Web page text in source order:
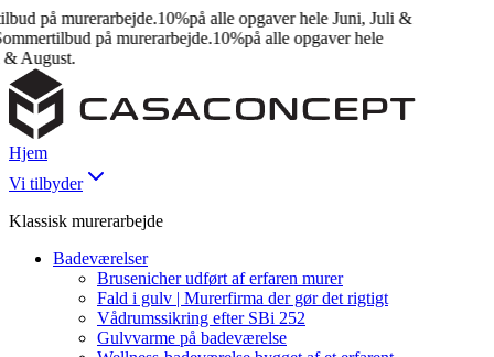
på murerarbejde.10%på alle opgaver hele Juni, Juli &
på murerarbejde.10%på alle opgaver hele
August.
Hjem
Vi tilbyder
Klassisk murerarbejde
Badeværelser
Brusenicher udført af erfaren murer
Fald i gulv | Murerfirma der gør det rigtigt
Vådrumssikring efter SBi 252
Gulvvarme på badeværelse